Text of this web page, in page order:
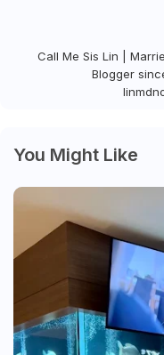
Call Me Sis Lin |
Blogger
You Might Like